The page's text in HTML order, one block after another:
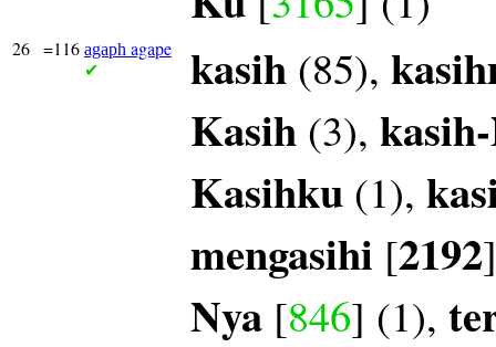
26 =116 agaph agape
✔ kasih (85),
Kasih (3),
Kasihku (1),
mengasihi [2192
Nya [846] (1),